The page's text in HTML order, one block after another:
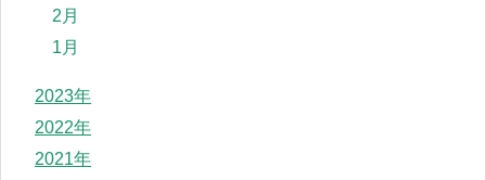
2月
1月
2023年
2022年
2021年